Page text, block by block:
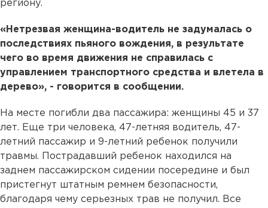
региону.
«Нетрезвая женщина-водитель не задумалась о
последствиях пьяного вождения, в результате
чего во время движения не справилась с
управлением транспортного средства и влетела в
дерево», - говорится в сообщении.
На месте погибли два пассажира: женщины 45 и 37
лет. Еще три человека, 47-летняя водитель, 47-
летний пассажир и 9-летний ребенок получили
травмы. Пострадавший ребенок находился на
заднем пассажирском сидении посередине и был
пристегнут штатным ремнем безопасности,
благодаря чему серьезных трав не получил. Все